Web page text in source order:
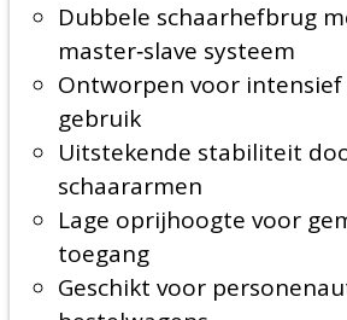
Dubbele schaarhefbrug
master‑slave systeem
Ontworpen voor
gebruik
Uitstekende stabiliteit
schaararmen
Lage oprijhoogte voor
toegang
Geschikt voor